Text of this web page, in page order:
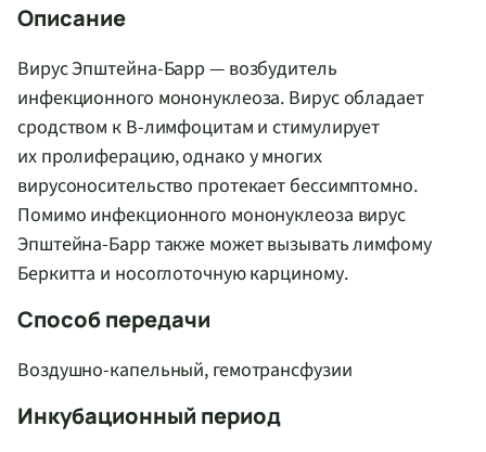
Описание
Вирус Эпштейна-Барр — возбудитель
инфекционного мононуклеоза. Вирус обладает
сродством к В-лимфоцитам и стимулирует
их пролиферацию, однако у многих
вирусоносительство протекает бессимптомно.
Помимо инфекционного мононуклеоза вирус
Эпштейна-Барр также может вызывать лимфому
Беркитта и носоглоточную карциному.
Способ передачи
Воздушно-капельный, гемотрансфузии
Инкубационный период